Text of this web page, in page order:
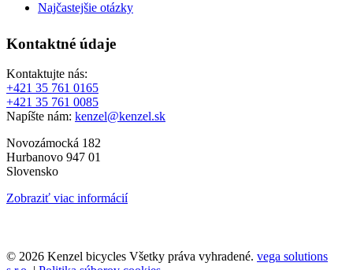
Najčastejšie otázky
Kontaktné údaje
Kontaktujte nás:
+421 35 761 0165
+421 35 761 0085
Napíšte nám: kenzel@kenzel.sk
Novozámocká 182
Hurbanovo 947 01
Slovensko
Zobraziť viac informácií
© 2026 Kenzel bicycles Všetky práva vyhradené. vega solutions